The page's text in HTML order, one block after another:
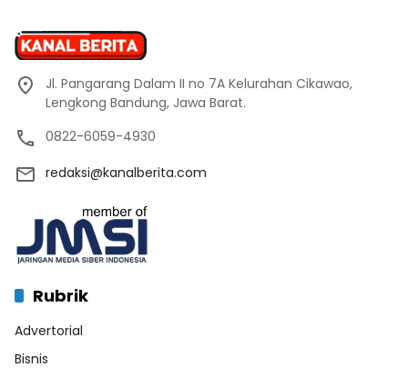
Jl. Pangarang Dalam II no 7A Kelurahan Cikawao,
Lengkong Bandung, Jawa Barat.
0822-6059-4930
redaksi@kanalberita.com
Rubrik
Advertorial
Bisnis